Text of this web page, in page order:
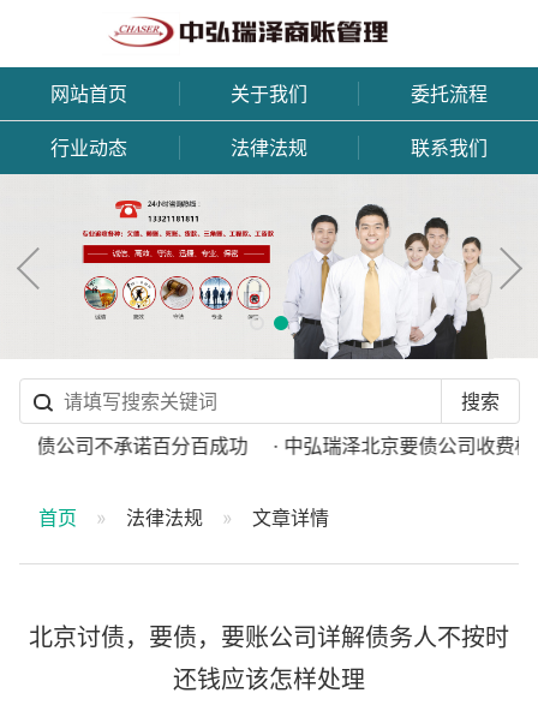
网站首页 关于我们 委托流程
行业动态 法律法规 联系我们
债公司不承诺百分百成功 · 中弘瑞泽北京要债公司收费标
首页 法律法规 文章详情
北京讨债，要债，要账公司详解债务人不按时
还钱应该怎样处理